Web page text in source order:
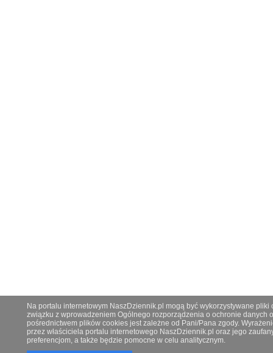
Na portalu internetowym NaszDziennik.pl mogą być wykorzystywane
związku z wprowadzeniem Ogólnego rozporządzenia o ochronie danych
pośrednictwem plików cookies jest zależne od Pani/Pana zgody.
przez właściciela portalu internetowego NaszDziennik.pl oraz jego
preferencjom, a także będzie pomocne w celu analitycznym.